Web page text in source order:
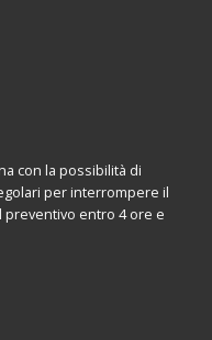
con la possibilità di
per interrompere il
preventivo entro 4 ore e